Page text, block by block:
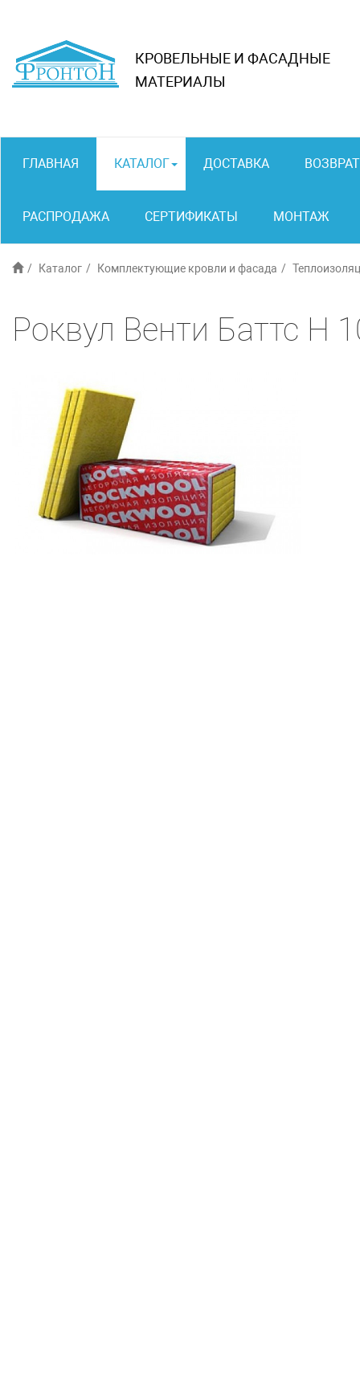
КРОВЕЛЬНЫЕ И ФАСАДНЫЕ
МАТЕРИАЛЫ
ГЛАВНАЯ КАТАЛОГ ДОСТАВКА ВОЗВРАТ
РАСПРОДАЖА СЕРТИФИКАТЫ МОНТАЖ
Каталог Комплектующие кровли и фасада
Роквул Венти Баттс Н